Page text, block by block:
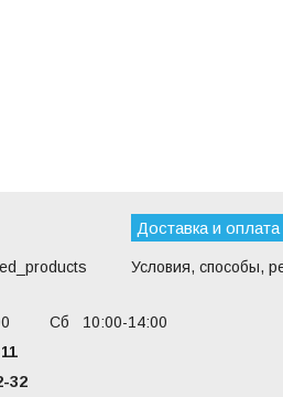
Доставка и оплата
Условия, способы,
Сб 10:00-14:00
11
32